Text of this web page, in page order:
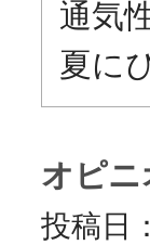
通気
夏に
オピニ
投稿日